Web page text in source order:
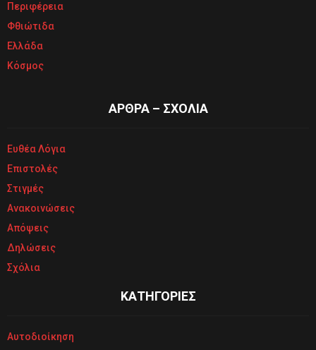
Περιφέρεια
Φθιώτιδα
Ελλάδα
Κόσμος
ΑΡΘΡΑ – ΣΧΟΛΙΑ
Ευθέα Λόγια
Επιστολές
Στιγμές
Ανακοινώσεις
Απόψεις
Δηλώσεις
Σχόλια
ΚΑΤΗΓΟΡΙΕΣ
Αυτοδιοίκηση